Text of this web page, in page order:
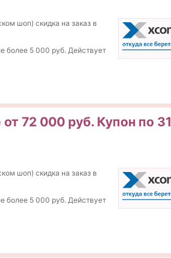
шоп) скидка на заказ в
более 5 000 руб. Действует
72 000 руб. Купон по 31
шоп) скидка на заказ в
более 5 000 руб. Действует